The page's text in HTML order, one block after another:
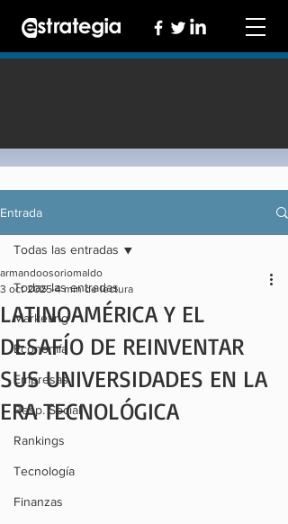
Entrada
Todas las entradas
Marketing
Economía
Empresas
Resp. Social
Rankings
Tecnología
Finanzas
Todas las entradas
LATINOAMÉRICA Y EL
DESAFÍO DE REINVENTAR
SUS UNIVERSIDADES EN LA
ERA TECNOLÓGICA
armandoosoriomaldo
3 oct 2025 4 min de lectura